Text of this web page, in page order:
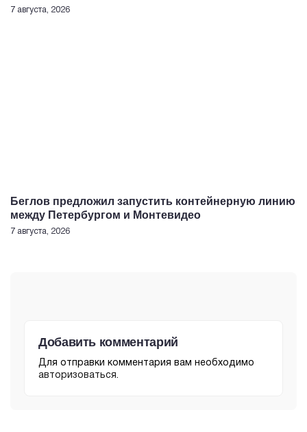
7 августа, 2026
Беглов предложил запустить контейнерную линию
между Петербургом и Монтевидео
7 августа, 2026
Добавить комментарий
Для отправки комментария вам необходимо
авторизоваться.